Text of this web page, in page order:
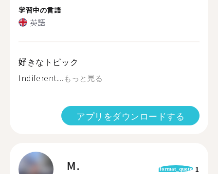
学習中の言語
英語
好きなトピック
Indiferent... もっと見る
アプリをダウンロードする
M. format_quote 1